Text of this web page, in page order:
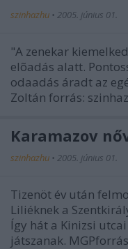
szinhazhu • 2005. június 01.
"A zenekar
elõadás alatt.
odaadás áradt az
Zoltán forrás:
Karamazov
szinhazhu • 2005. június 01.
Tizenöt év után
Liliéknek a
Így hát a Kinizsi
játszanak.